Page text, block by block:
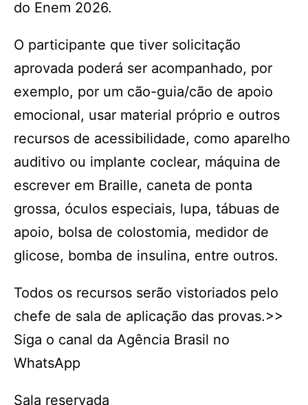
do Enem 2026.
O participante que tiver solicitação
aprovada poderá ser acompanhado, por
exemplo, por um cão-guia/cão de apoio
emocional, usar material próprio e outros
recursos de acessibilidade, como aparelho
auditivo ou implante coclear, máquina de
escrever em Braille, caneta de ponta
grossa, óculos especiais, lupa, tábuas de
apoio, bolsa de colostomia, medidor de
glicose, bomba de insulina, entre outros.
Todos os recursos serão vistoriados pelo
chefe de sala de aplicação das provas.>>
Siga o canal da Agência Brasil no
WhatsApp
Sala reservada